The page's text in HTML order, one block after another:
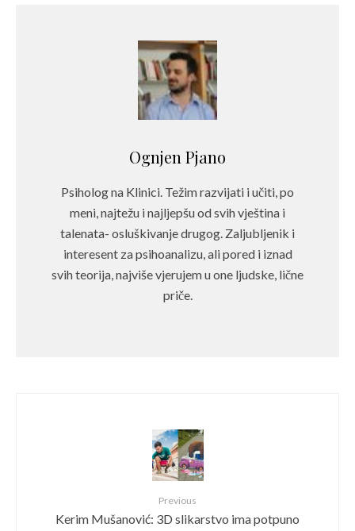
Ognjen Pjano
Psiholog na Klinici. Težim razvijati i učiti, po
meni, najtežu i najljepšu od svih vještina i
talenata- osluškivanje drugog. Zaljubljenik i
interesent za psihoanalizu, ali pored i iznad
svih teorija, najviše vjerujem u one ljudske, lične
priče.
Previous
Kerim Mušanović: 3D slikarstvo ima potpuno